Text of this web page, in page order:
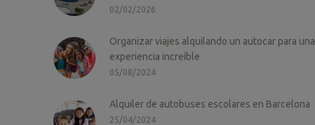
02/02/2026
Organizar viajes alquilando un autocar para una
experiencia increíble
05/08/2024
Alquiler de autobuses escolares en Barcelona
25/04/2024